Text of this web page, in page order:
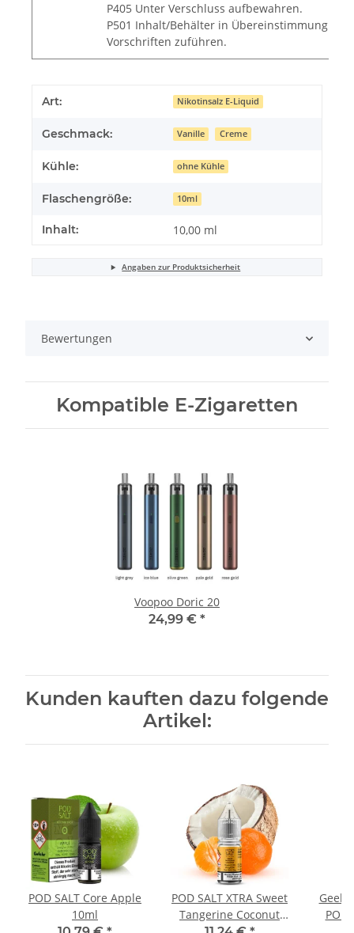
P405 Unter Verschluss aufbewahren.
P501 Inhalt/Behälter in Übereinstimmung mit
Vorschriften zuführen.
Art: Nikotinsalz E-Liquid
Geschmack: Vanille Creme
Kühle: ohne Kühle
Flaschengröße: 10ml
Inhalt: 10,00 ml
Angaben zur Produktsicherheit
Bewertungen
Kompatible E-Zigaretten
Voopoo Doric 20
24,99 € *
Kunden kauften dazu folgende
Artikel:
POD SALT Core Apple
10ml
POD SALT XTRA Sweet
Tangerine Coconut
POD